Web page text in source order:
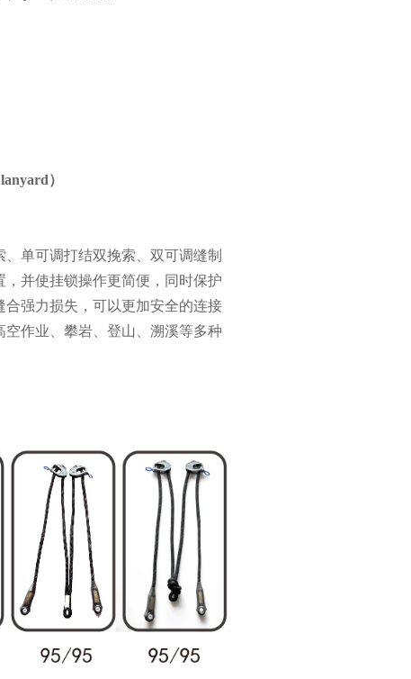
）
单可调打结双挽索、双可调缝制
并使挂锁操作更简便，同时保护
强力损失，可以更加安全的连接
作业、攀岩、登山、溯溪等多种